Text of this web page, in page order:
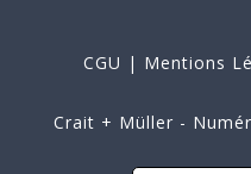
CGU | Mentions
Crait + Müller -